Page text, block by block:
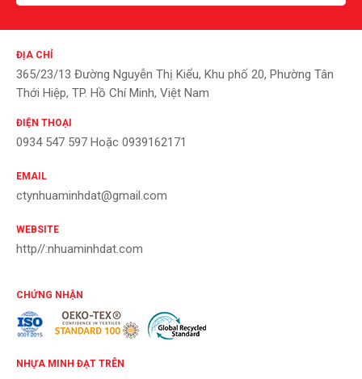
ĐỊA CHỈ
365/23/13 Đường Nguyễn Thị Kiểu, Khu phố 20, Phường Tân
Thới Hiệp, TP. Hồ Chí Minh, Việt Nam
ĐIỆN THOẠI
0934 547 597 Hoặc 0939162171
EMAIL
ctynhuaminhdat@gmail.com
WEBSITE
http//:nhuaminhdat.com
CHỨNG NHẬN
NHỰA MINH ĐẠT TRÊN